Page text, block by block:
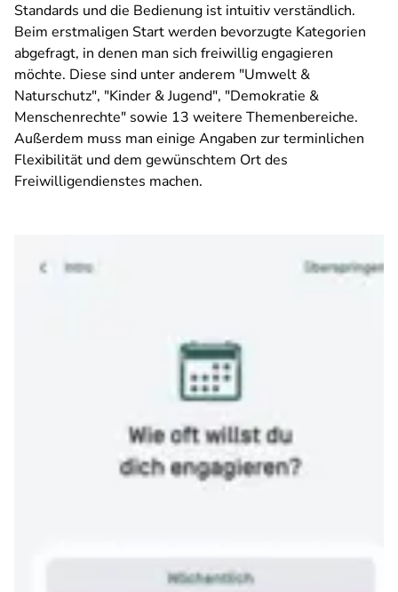
Standards und die Bedienung ist intuitiv verständlich.
Beim erstmaligen Start werden bevorzugte Kategorien
abgefragt, in denen man sich freiwillig engagieren
möchte. Diese sind unter anderem "Umwelt &
Naturschutz", "Kinder & Jugend", "Demokratie &
Menschenrechte" sowie 13 weitere Themenbereiche.
Außerdem muss man einige Angaben zur terminlichen
Flexibilität und dem gewünschtem Ort des
Freiwilligendienstes machen.